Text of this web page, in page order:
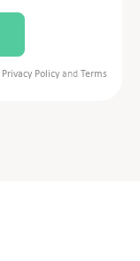
Privacy Policy and Terms